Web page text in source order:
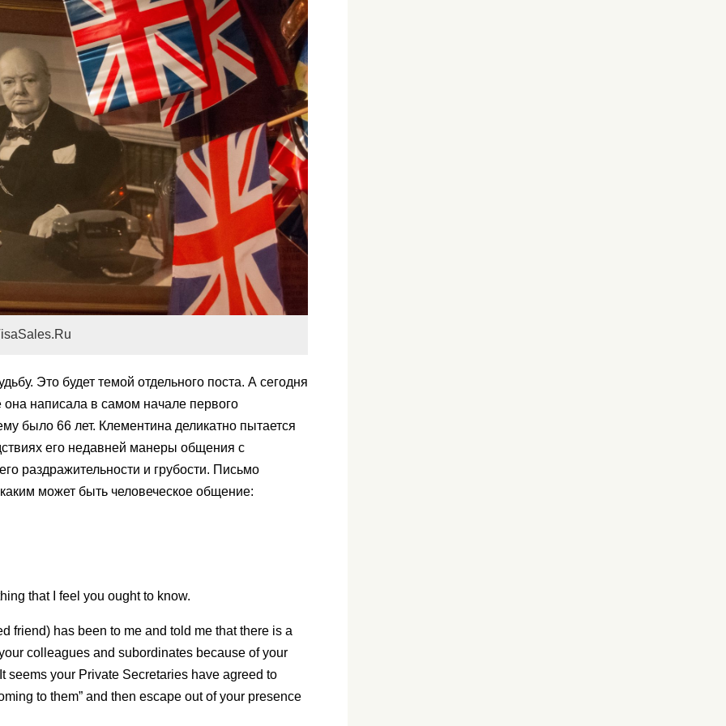
Это будет темой отдельного поста. А сегодня
написала в самом начале первого
было 66 лет. Клементина деликатно пытается
его недавней манеры общения с
раздражительности и грубости. Письмо
может быть человеческое общение:
that I feel you ought to know.
friend) has been to me and told me that there is a
colleagues and subordinates because of your
seems your Private Secretaries have agreed to
to them” and then escape out of your presence